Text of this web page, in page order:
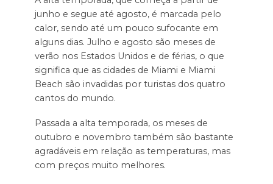
junho e segue até agosto, é marcada pelo
calor, sendo até um pouco sufocante em
alguns dias. Julho e agosto são meses de
verão nos Estados Unidos e de férias, o que
significa que as cidades de Miami e Miami
Beach são invadidas por turistas dos quatro
cantos do mundo.
Passada a alta temporada, os meses de
outubro e novembro também são bastante
agradáveis em relação as temperaturas, mas
com preços muito melhores.